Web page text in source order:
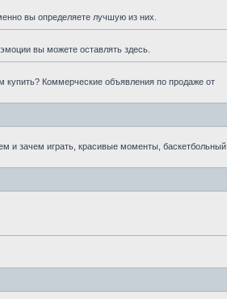
вы определяете лучшую из них.
вы можете оставлять здесь.
купить? Коммерческие объявления по продаже от
и зачем играть, красивые моменты, баскетбольный